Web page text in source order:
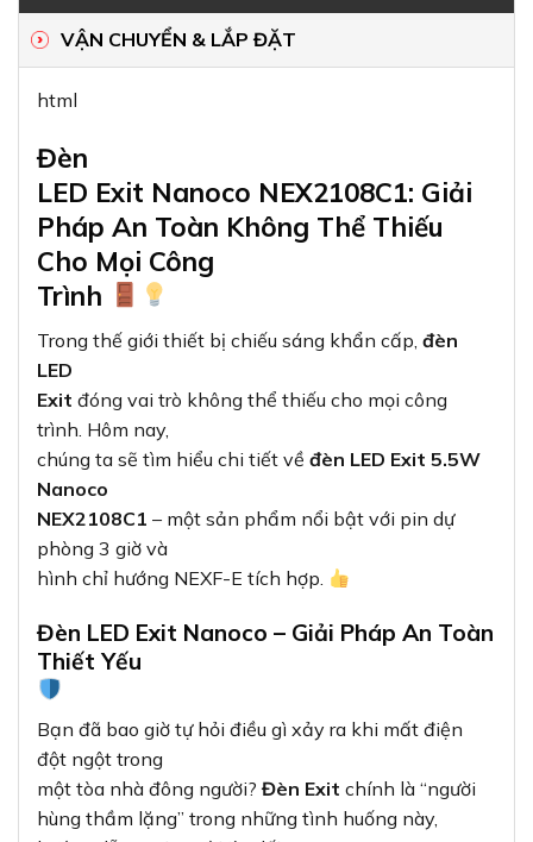
VẬN CHUYỂN & LẮP ĐẶT
html
Đèn
LED Exit Nanoco NEX2108C1: Giải
Pháp An Toàn Không Thể Thiếu
Cho Mọi Công
Trình
Trong thế giới thiết bị chiếu sáng khẩn cấp, đèn
LED
Exit đóng vai trò không thể thiếu cho mọi công
trình. Hôm nay,
chúng ta sẽ tìm hiểu chi tiết về đèn LED Exit 5.5W
Nanoco
NEX2108C1 – một sản phẩm nổi bật với pin dự
phòng 3 giờ và
hình chỉ hướng NEXF-E tích hợp.
Đèn LED Exit Nanoco – Giải Pháp An Toàn
Thiết Yếu
Bạn đã bao giờ tự hỏi điều gì xảy ra khi mất điện
đột ngột trong
một tòa nhà đông người? Đèn Exit chính là “người
hùng thầm lặng” trong những tình huống này,